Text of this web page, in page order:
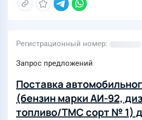
Регистрационный номер
Запрос предложений
Поставка
(бензин марки АИ-92,
топливо/ТМС сорт № 1)